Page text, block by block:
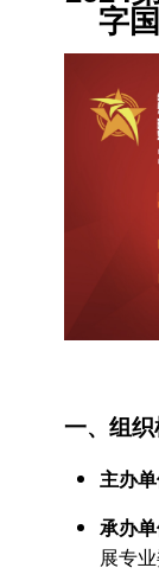
字
一、组
主办单
承办单
展专